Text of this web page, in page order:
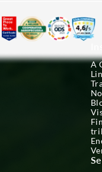
A